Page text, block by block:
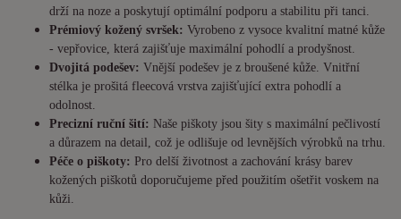
drží na noze a poskytují optimální podporu a stabilitu při tanci.
Prémiový kožený svršek: Vyrobeno z vysoce kvalitní matné kůže
- vepřovice, která zajišťuje maximální pohodlí a prodyšnost.
Dvojitá podešev: Vnější podešev je z broušené kůže. Vnitřní
stélka je prošitá fleecová vrstva zajišťující extra pohodlí a
odolnost.
Precizní ruční šití: Naše piškoty jsou šity s maximální pečlivostí
a důrazem na detail, což je odlišuje od levnějších výrobků na trhu.
Péče o piškoty: Pro delší životnost a zachování krásy barev
kožených piškotů doporučujeme před použitím ošetřit voskem na
kůži.